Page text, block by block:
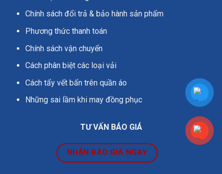
Chính sách đổi trả & bảo hành sản phẩm
Phương thức thanh toán
Chính sách vận chuyển
Cách phân biệt các loại vải
Cách tẩy vết bẩn trên quần áo
Những sai lầm khi may đồng phục
TƯ VẤN BÁO GIÁ
NHẬN BÁO GIÁ NGAY